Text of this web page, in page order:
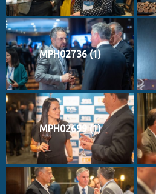
MPH02736 (1)
MPH02699 (1)